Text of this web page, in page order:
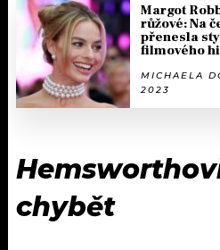
Margot
růžové: Na
přenesla
filmového
MICHAELA
2023
chybět